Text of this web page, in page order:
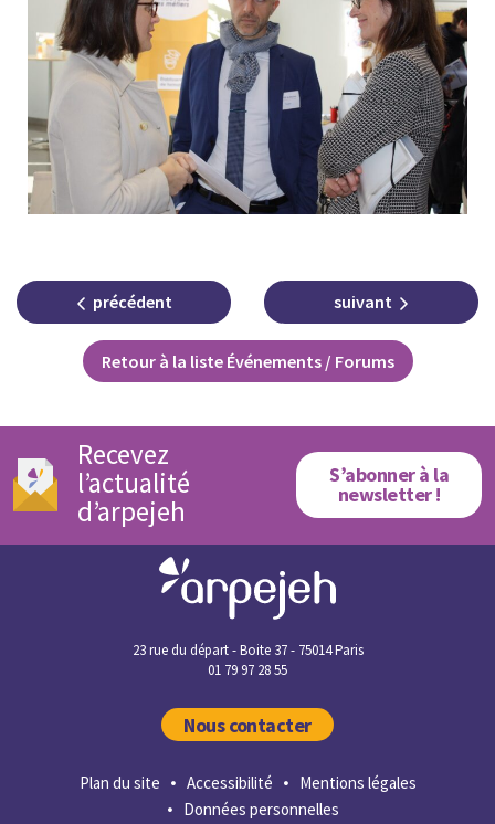
précédent
Retour à la liste Événements / Forums
suivant
Recevez
l’actualité
d’arpejeh
S’abonner à la
newsletter !
23 rue du départ - Boite 37 - 75014 Paris
01 79 97 28 55
Nous contacter
Plan du site Accessibilité
Mentions légales
Données personnelles